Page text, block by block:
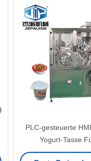
PLC-gesteuerte
Yogurt-Tasse